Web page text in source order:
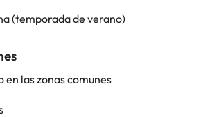
(temporada de verano)
las zonas comunes